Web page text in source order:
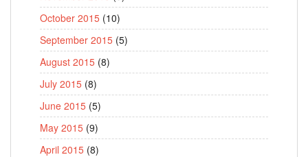
October 2015 (10)
September 2015 (5)
August 2015 (8)
July 2015 (8)
June 2015 (5)
May 2015 (9)
April 2015 (8)